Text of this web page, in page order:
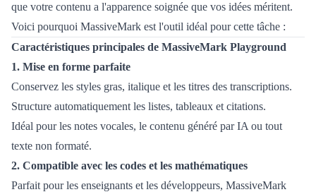
que votre contenu a l'apparence soignée que vos idées méritent.
Voici pourquoi MassiveMark est l'outil idéal pour cette tâche :
Caractéristiques principales de MassiveMark Playground
1. Mise en forme parfaite
Conservez les styles gras, italique et les titres des transcriptions.
Structure automatiquement les listes, tableaux et citations.
Idéal pour les notes vocales, le contenu généré par IA ou tout
texte non formaté.
2. Compatible avec les codes et les mathématiques
Parfait pour les enseignants et les développeurs, MassiveMark